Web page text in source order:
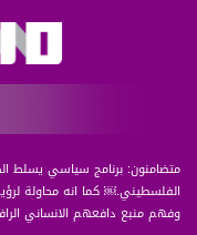
متضامنون: برنامج سياسي يسلط
الفلسطيني.￼ كما انه محاولة
وفهم منبع دافعهم الانساني